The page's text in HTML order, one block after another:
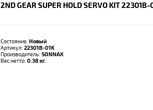
2ND GEAR SUPER HOLD SERVO KIT 22301B-
Состояние: Новый
Артикул: 22301B-01K
Производитель: SONNAX
Вес нетто: 0.38 кг.